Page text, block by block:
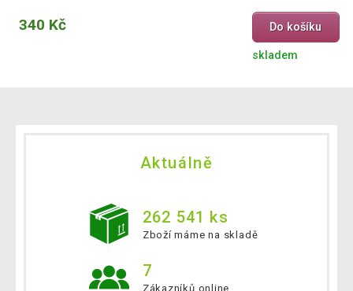
340 Kč Do košíku
skladem
Aktuálně
262 541 ks
Zboží máme na skladě
7
Zákazníků online